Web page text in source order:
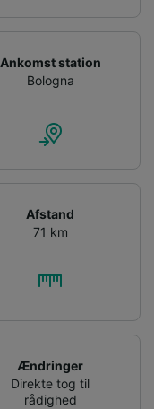
Ankomst station
Bologna
Afstand
71 km
Ændringer
Direkte tog til
rådighed